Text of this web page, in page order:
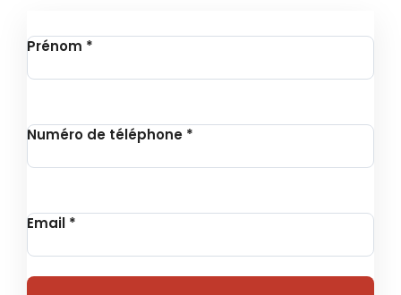
Prénom *
Numéro de téléphone *
Email *